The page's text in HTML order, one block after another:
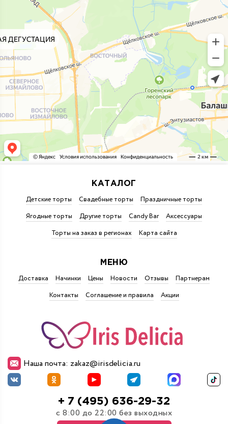
Наша почта: zakaz@irisdelicia.ru
+ 7 (495) 636-29-32
с 8:00 до 22:00 без выходных
КАТАЛОГ
Детские торты Свадебные торты
Праздничные торты
Ягодные торты
Другие торты Candy Bar
Аксессуары
Торты на заказ в регионах
Карта сайта
МЕНЮ
Доставка Начинки Цены Новости Отзывы
Партнерам
Контакты
Соглашение и правила Акции